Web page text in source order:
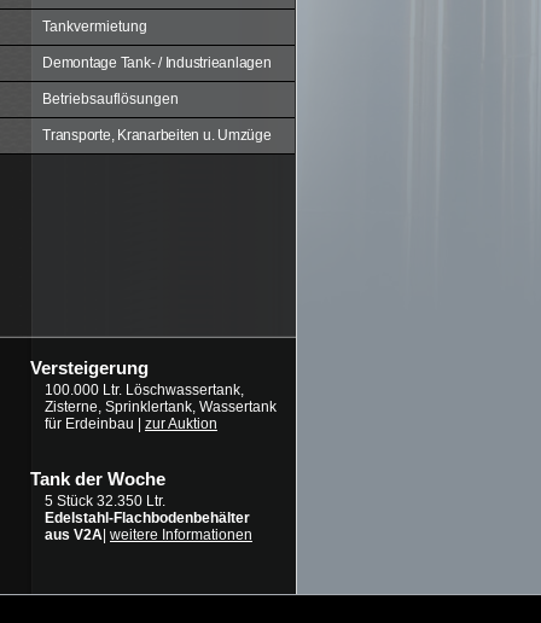
Tankvermietung
Demontage Tank- / Industrieanlagen
Betriebsauflösungen
Transporte, Kranarbeiten u. Umzüge
Versteigerung
100.000 Ltr. Löschwassertank,
Zisterne, Sprinklertank, Wassertank
für Erdeinbau | zur Auktion
Tank der Woche
5 Stück 32.350 Ltr.
Edelstahl-Flachbodenbehälter
aus V2A weitere Informationen